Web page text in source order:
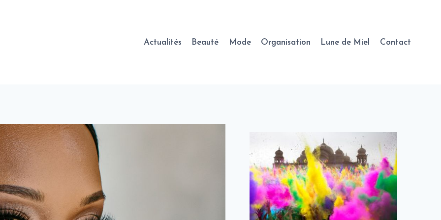
Actualités Beauté Mode Organisation Lune de Miel Contact